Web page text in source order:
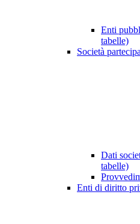
Enti
tabelle)
Società
Dati
tabelle)
Enti di diritto